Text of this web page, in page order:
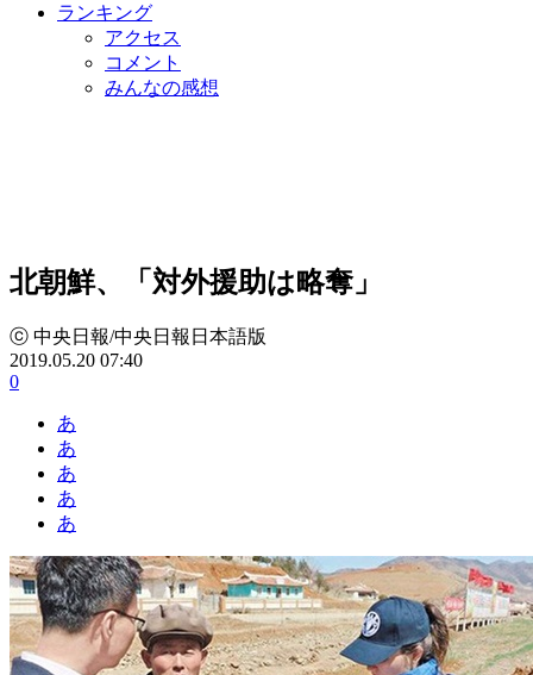
ランキング
アクセス
コメント
みんなの感想
北朝鮮、「対外援助は略奪」
ⓒ 中央日報/中央日報日本語版
2019.05.20 07:40
0
あ
あ
あ
あ
あ